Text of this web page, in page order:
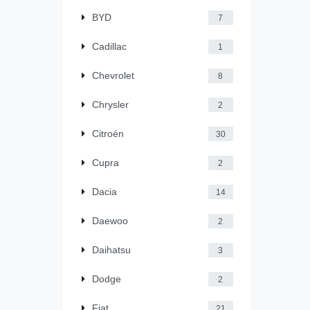
BYD 7
Cadillac 1
Chevrolet 8
Chrysler 2
Citroén 30
Cupra 2
Dacia 14
Daewoo 2
Daihatsu 3
Dodge 2